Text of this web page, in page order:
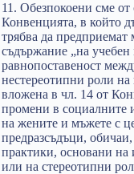
11. Обезпокоени сме
Конвенцията, в който
трябва да
съдържание „на
равнопоставеност
нестереотипни роли
вложена в чл. 14 от
промени в социалните
на жените и мъжете с
предразсъдъци,
практики, основани на
или на стереотипни